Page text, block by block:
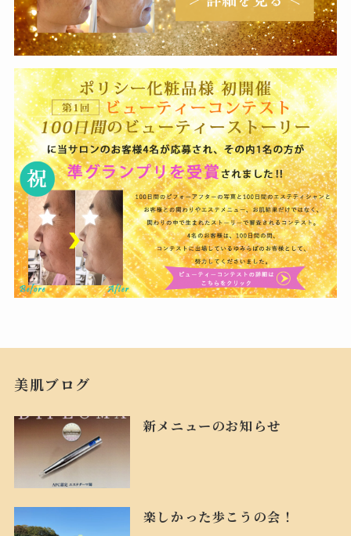
美肌ブログ
新メニューのお知らせ
楽しかった歩こうの会！